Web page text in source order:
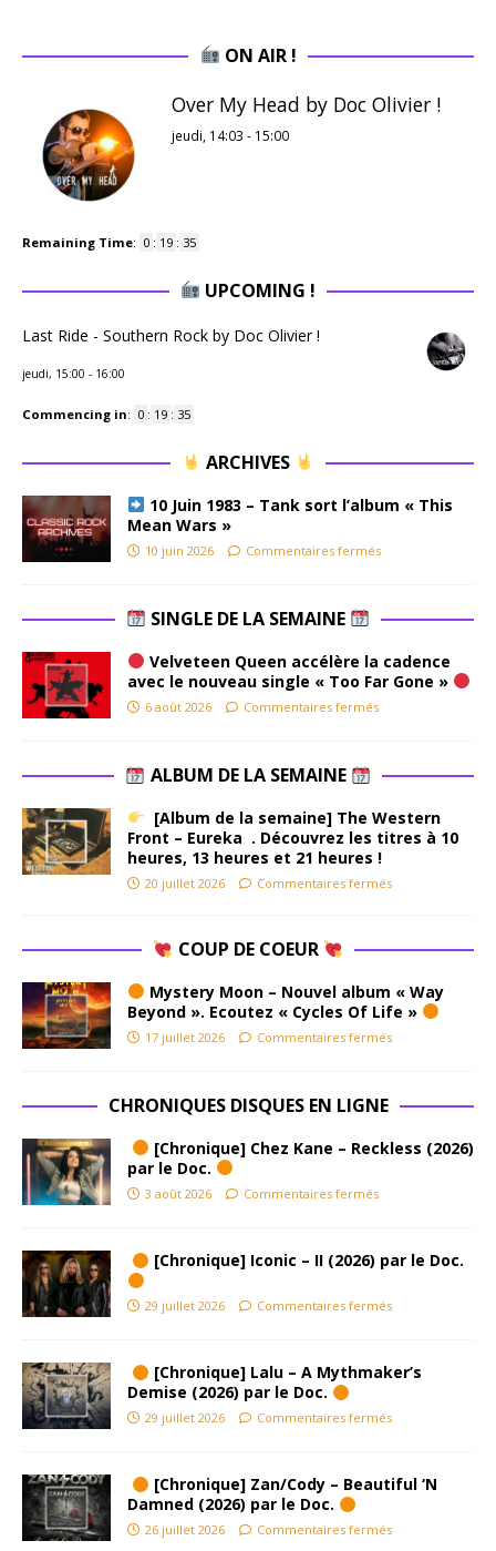
ON AIR !
Over My Head by Doc Olivier !
jeudi, 14:03 - 15:00
Remaining Time: 0 : 19 : 34
UPCOMING !
Last Ride - Southern Rock by Doc Olivier !
jeudi, 15:00 - 16:00
Commencing in: 0 : 19 : 34
ARCHIVES
10 Juin 1983 – Tank sort l’album « This
Mean Wars »
10 juin 2026 Commentaires fermés
SINGLE DE LA SEMAINE
Velveteen Queen accélère la cadence
avec le nouveau single « Too Far Gone »
6 août 2026 Commentaires fermés
ALBUM DE LA SEMAINE
[Album de la semaine] The Western
Front – Eureka . Découvrez les titres à 10
heures, 13 heures et 21 heures !
20 juillet 2026 Commentaires fermés
COUP DE COEUR
Mystery Moon – Nouvel album « Way
Beyond ». Ecoutez « Cycles Of Life »
17 juillet 2026 Commentaires fermés
CHRONIQUES DISQUES EN LIGNE
[Chronique] Chez Kane – Reckless (2026)
par le Doc.
3 août 2026 Commentaires fermés
[Chronique] Iconic – II (2026) par le Doc.
29 juillet 2026 Commentaires fermés
[Chronique] Lalu – A Mythmaker’s
Demise (2026) par le Doc.
29 juillet 2026 Commentaires fermés
[Chronique] Zan/Cody – Beautiful ‘N
Damned (2026) par le Doc.
26 juillet 2026 Commentaires fermés